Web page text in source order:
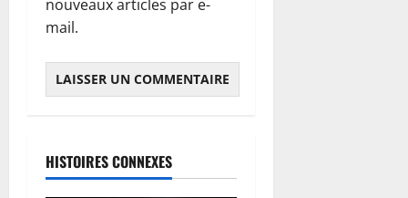
nouveaux articles par e-
mail.
HISTOIRES CONNEXES